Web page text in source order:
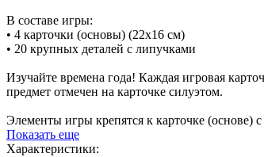
В составе игры:
• 4 карточки (основы) (22х16 см)
• 20 крупных деталей с липучками
Изучайте времена года! Каждая игровая
предмет отмечен на карточке силуэтом.
Элементы игры крепятся к карточке (основе)
Показать еще
Характеристики: